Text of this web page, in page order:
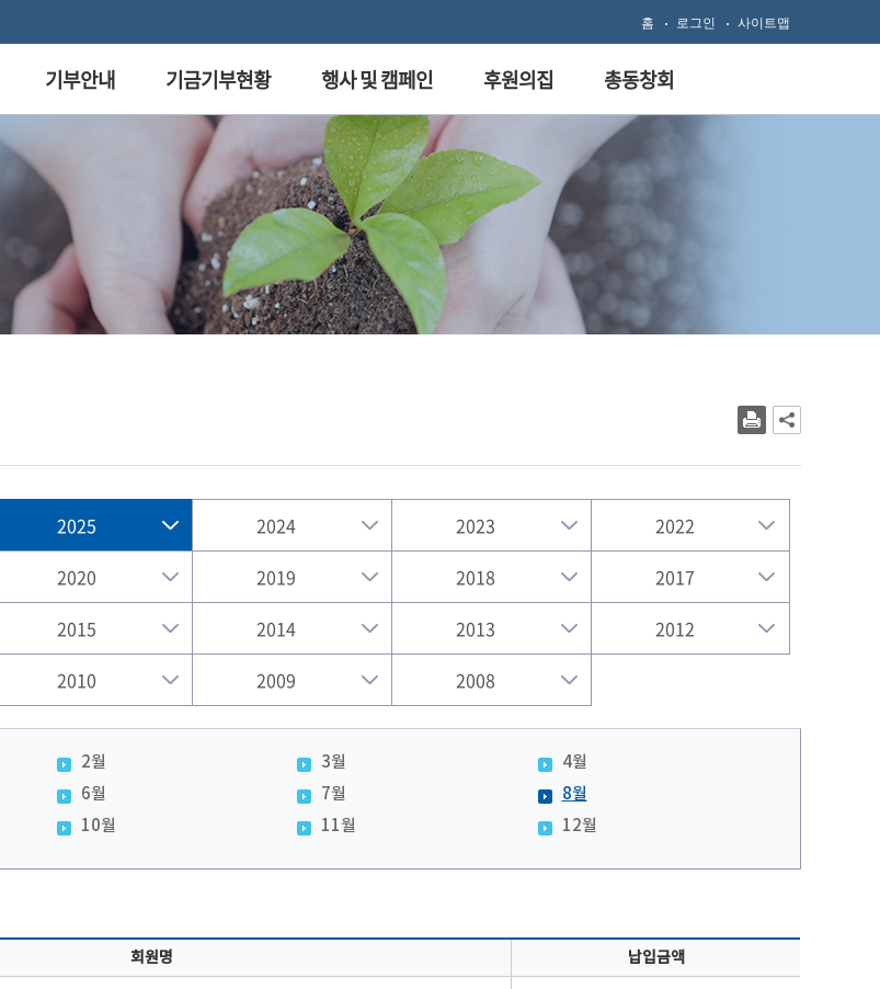
홈 로그인 사이트맵
기부안내 기금기부현황 행사 및 캠페인 후원의집 총동창회
2025 2024 2023
2022
2020 2019 2018
2017
2015 2014 2013
2012
2010 2009 2008
2월 3월
4월
6월 7월
8월
10월 11월 12월
회원명 납입금액